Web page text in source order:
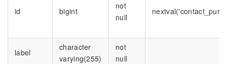
id bigint
not
null
label
character
varying(255)
not
null